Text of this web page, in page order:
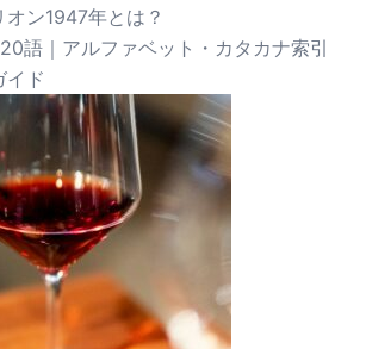
オン1947年とは？
語｜アルファベット・カタカナ索引
イド